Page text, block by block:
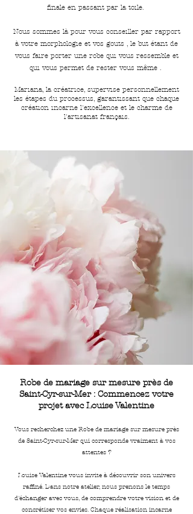
finale en passant par la toile.
Nous sommes là pour vous conseiller par rapport
à votre morphologie et vos gouts , le but étant de
vous faire porter une robe qui vous ressemble et
qui vous permet de rester vous même .
Mariana, la créatrice, supervise personnellement
les étapes du processus, garantissant que chaque
création incarne l'excellence et le charme de
l'artisanat français.
Robe de mariage sur mesure près de
Saint-Cyr-sur-Mer : Commencez votre
projet avec Louise Valentine
Vous recherchez une Robe de mariage sur mesure près
de Saint-Cyr-sur-Mer qui corresponde vraiment à vos
attentes ?
Louise Valentine vous invite à découvrir son univers
raffiné. Dans notre atelier, nous prenons le temps
d'échanger avec vous, de comprendre votre vision et de
concrétiser vos envies. Chaque réalisation incarne